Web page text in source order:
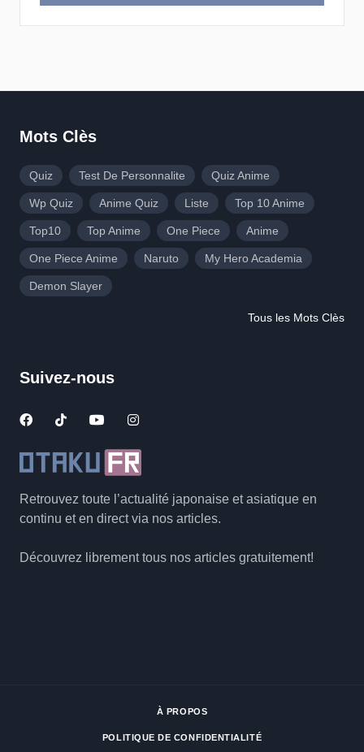
Retrouvez toute l’actualité japonaise et asiatique en
continu et en direct via nos articles.
Découvrez librement tous nos articles gratuitement!
Mots Clès
Quiz Test De Personnalite Quiz Anime
Wp Quiz Anime Quiz Liste Top 10 Anime
Top10 Top Anime One Piece Anime
One Piece Anime Naruto My Hero Academia
Demon Slayer
Tous les Mots Clès
Suivez-nous
À PROPOS
POLITIQUE DE CONFIDENTIALITÉ